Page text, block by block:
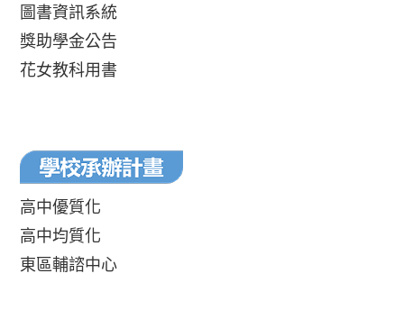
圖書資訊系統
獎助學金公告
花女教科用書
高中優質化
高中均質化
東區輔諮中心